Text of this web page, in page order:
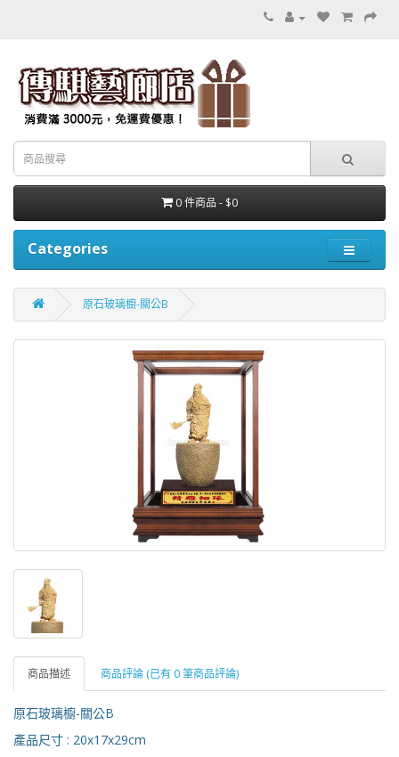
0 件商品 - $0
Categories
原石玻璃櫥-關公B
商品描述 商品評論 (已有 0 筆商品評論)
原石玻璃櫥-關公B
產品尺寸 : 20x17x29cm